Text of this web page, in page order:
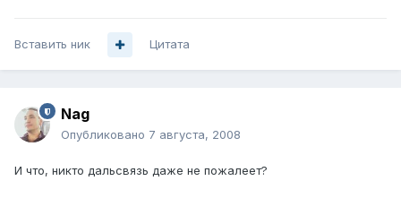
Вставить ник Цитата
Nag
Опубликовано 7 августа, 2008
И что, никто дальсвязь даже не пожалеет?